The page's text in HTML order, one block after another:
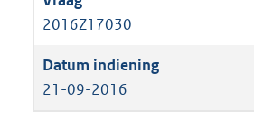
2016Z17030
21-09-2016